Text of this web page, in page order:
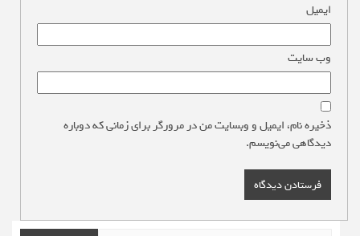
ایمیل
وب‌ سایت
ذخیره نام، ایمیل و وبسایت من در مرورگر برای زمانی که دوباره
دیدگاهی می‌نویسم.